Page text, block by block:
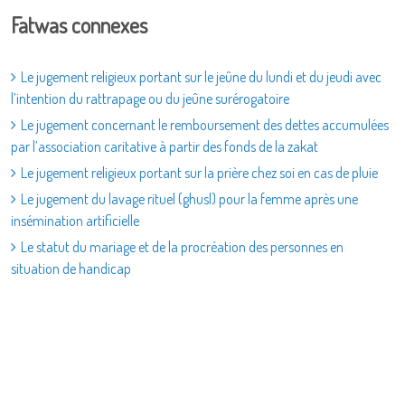
Fatwas connexes
Le jugement religieux portant sur le jeûne du lundi et du jeudi avec
l’intention du rattrapage ou du jeûne surérogatoire
Le jugement concernant le remboursement des dettes accumulées
par l’association caritative à partir des fonds de la zakat
Le jugement religieux portant sur la prière chez soi en cas de pluie
Le jugement du lavage rituel (ghusl) pour la femme après une
insémination artificielle
Le statut du mariage et de la procréation des personnes en
situation de handicap